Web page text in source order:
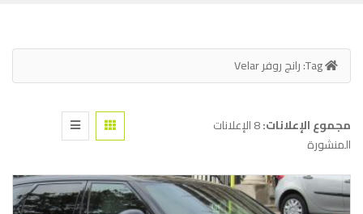
رانج روفر Velar
مجموع الإعلانات:
8 الإعلانات
المنشورة